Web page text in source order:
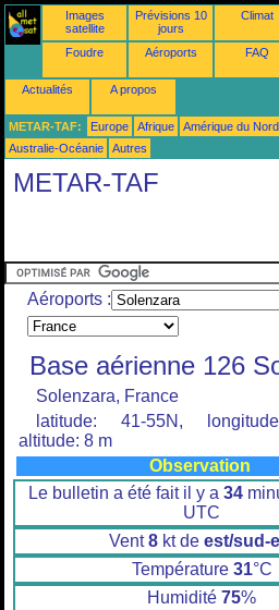
Images
satellite
Prévisions 10
jours
Climat
Foudre Aéroports FAQ
Actualités A propos
METAR-TAF: Europe Afrique Amérique du Nord
Australie-Océanie
Autres
METAR-TAF
Aéroports :
Base aérienne 126
Solenzara, France
latitude: 41-55N,
altitude: 8 m
Observation
Le bulletin a été fait il y a 34
UTC
Vent8kt de est/sud-
Température 31°C
Humidité 75%